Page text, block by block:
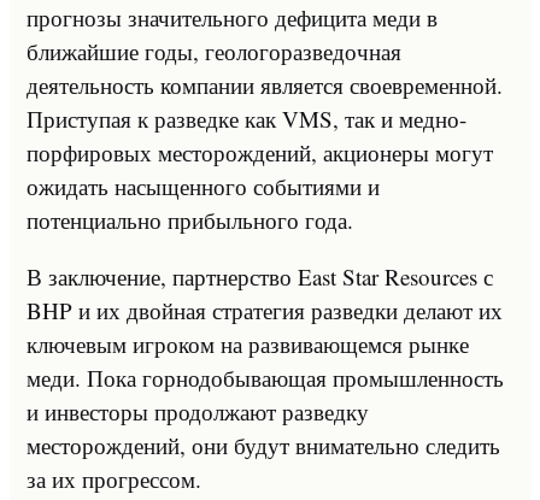
прогнозы значительного дефицита меди в
ближайшие годы, геологоразведочная
деятельность компании является своевременной.
Приступая к разведке как VMS, так и медно-
порфировых месторождений, акционеры могут
ожидать насыщенного событиями и
потенциально прибыльного года.
В заключение, партнерство East Star Resources с
BHP и их двойная стратегия разведки делают их
ключевым игроком на развивающемся рынке
меди. Пока горнодобывающая промышленность
и инвесторы продолжают разведку
месторождений, они будут внимательно следить
за их прогрессом.